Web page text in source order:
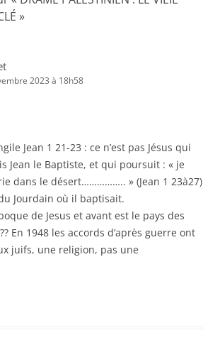
»
2023 à 18h58
Jean 1 21-23 : ce n’est pas Jésus qui
Jean le Baptiste, et qui poursuit : « je
dans le désert…………….. » (Jean 1 23à27)
Jourdain où il baptisait.
de Jesus et avant est le pays des
En 1948 les accords d’après guerre ont
juifs, une religion, pas une